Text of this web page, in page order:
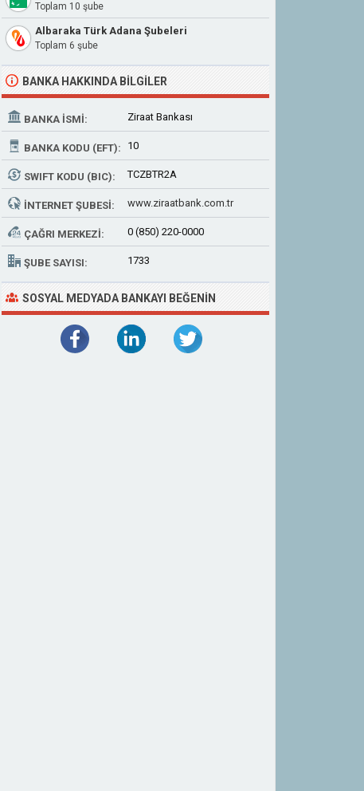
Toplam 10 şube
Albaraka Türk Adana Şubeleri
Toplam 6 şube
BANKA HAKKINDA BILGILER
BANKA İSMI: Ziraat Bankası
BANKA KODU (EFT): 10
SWIFT KODU (BIC): TCZBTR2A
İNTERNET ŞUBESI: www.ziraatbank.com.tr
ÇAĞRI MERKEZI: 0 (850) 220-0000
ŞUBE SAYISI: 1733
SOSYAL MEDYADA BANKAYI BEĞENIN